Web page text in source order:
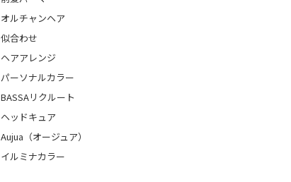
オルチャンヘア
似合わせ
ヘアアレンジ
パーソナルカラー
BASSAリクルート
ヘッドキュア
Aujua（オージュア）
イルミナカラー